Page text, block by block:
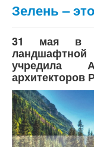
Зелень –
31 мая в
учредила
архитекторов